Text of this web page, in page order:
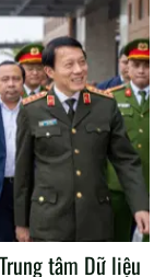
tâm Dữ liệu